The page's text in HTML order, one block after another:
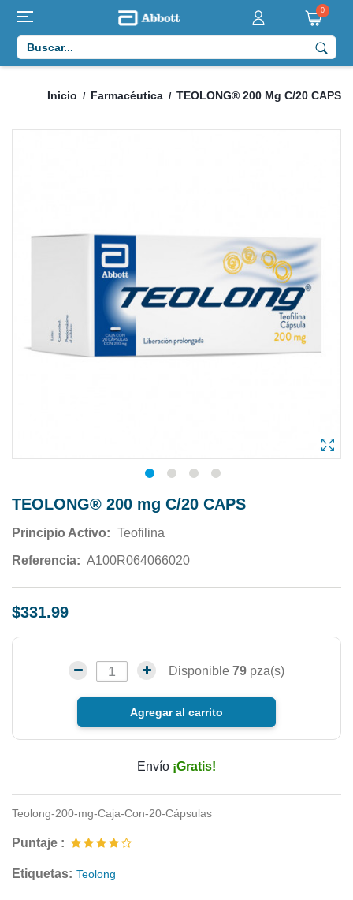
0
Inicio Farmacéutica TEOLONG® 200 Mg C/20 CAPS
TEOLONG® 200 mg C/20 CAPS
Principio Activo: Teofilina
Referencia: A100R064066020
$331.99
Disponible 79 pza(s)
Agregar al carrito
Envío ¡Gratis!
Teolong-200-mg-Caja-Con-20-Cápsulas
Puntaje :
Etiquetas: Teolong